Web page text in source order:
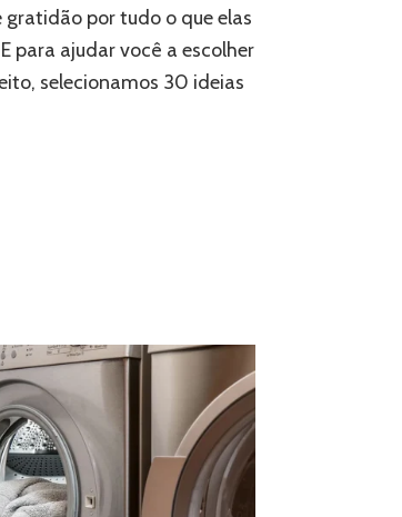
gratidão por tudo o que elas
para ajudar você a escolher
selecionamos 30 ideias